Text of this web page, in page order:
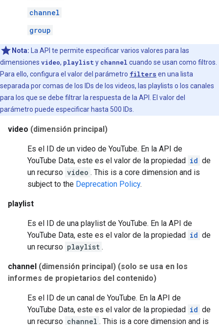
channel
group
Nota: La API te permite especificar varios valores para las
dimensiones video, playlist y channel cuando se usan como filtros.
Para ello, configura el valor del parámetro filters en una lista
separada por comas de los IDs de los videos, las playlists o los canales
para los que se debe filtrar la respuesta de la API. El valor del
parámetro puede especificar hasta 500 IDs.
video (dimensión principal)
Es el ID de un video de YouTube. En la API de
YouTube Data, este es el valor de la propiedad id de
un recurso video . This is a core dimension and is
subject to the Deprecation Policy.
playlist
Es el ID de una playlist de YouTube. En la API de
YouTube Data, este es el valor de la propiedad id de
un recurso playlist .
channel (dimensión principal) (solo se usa en los
informes de propietarios del contenido)
Es el ID de un canal de YouTube. En la API de
YouTube Data, este es el valor de la propiedad id de
un recurso channel . This is a core dimension and is